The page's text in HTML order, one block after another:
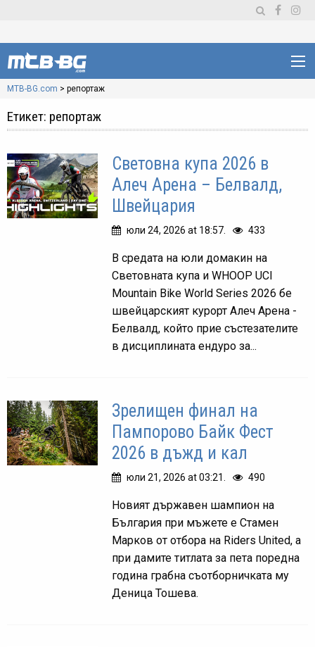
MTB-BG.com > репортаж
Етикет: репортаж
Световна купа 2026 в
Алеч Арена – Белвалд,
Швейцария
юли 24, 2026 at 18:57. 433
В средата на юли домакин на
Световната купа и WHOOP UCI
Mountain Bike World Series 2026 бе
швейцарският курорт Алеч Арена -
Белвалд, който прие състезателите
в дисциплината ендуро за...
Зрелищен финал на
Пампорово Байк Фест
2026 в дъжд и кал
юли 21, 2026 at 03:21. 490
Новият държавен шампион на
България при мъжете e Стамен
Марков от отбора на Riders United, а
при дамите титлата за пета поредна
година грабна съотборничката му
Деница Тошева.